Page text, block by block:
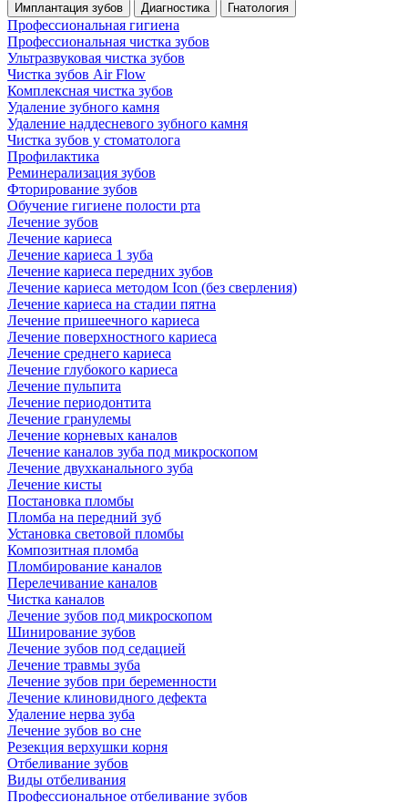
Имплантация зубов
Диагностика Гнатология
Профессиональная гигиена
Профессиональная чистка зубов
Ультразвуковая чистка зубов
Чистка зубов Air Flow
Комплексная чистка зубов
Удаление зубного камня
Удаление наддесневого зубного камня
Чистка зубов у стоматолога
Профилактика
Реминерализация зубов
Фторирование зубов
Обучение гигиене полости рта
Лечение зубов
Лечение кариеса
Лечение кариеса 1 зуба
Лечение кариеса передних зубов
Лечение кариеса методом Icon (без сверления)
Лечение кариеса на стадии пятна
Лечение пришеечного кариеса
Лечение поверхностного кариеса
Лечение среднего кариеса
Лечение глубокого кариеса
Лечение пульпита
Лечение периодонтита
Лечение гранулемы
Лечение корневых каналов
Лечение каналов зуба под микроскопом
Лечение двухканального зуба
Лечение кисты
Постановка пломбы
Пломба на передний зуб
Установка световой пломбы
Композитная пломба
Пломбирование каналов
Перелечивание каналов
Чистка каналов
Лечение зубов под микроскопом
Шинирование зубов
Лечение зубов под седацией
Лечение травмы зуба
Лечение зубов при беременности
Лечение клиновидного дефекта
Удаление нерва зуба
Лечение зубов во сне
Резекция верхушки корня
Отбеливание зубов
Виды отбеливания
Профессиональное отбеливание зубов